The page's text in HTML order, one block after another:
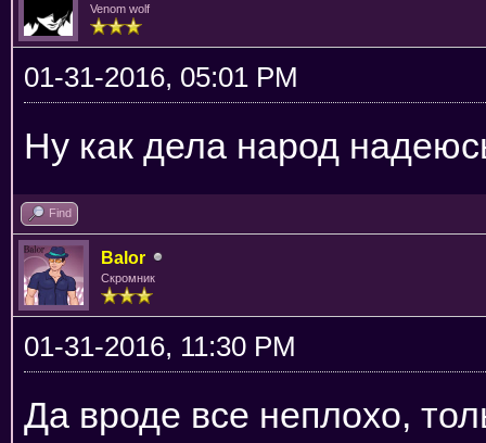
Venom wolf
01-31-2016, 05:01 PM
Ну как дела народ
Find
Balor
Скромник
01-31-2016, 11:30 PM
Да вроде все неплохо,